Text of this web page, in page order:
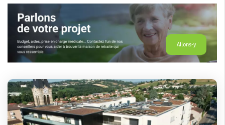
Allons-y